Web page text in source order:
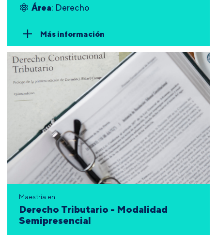
Área: Derecho
Más información
Maestría en
Derecho Tributario - Modalidad
Semipresencial